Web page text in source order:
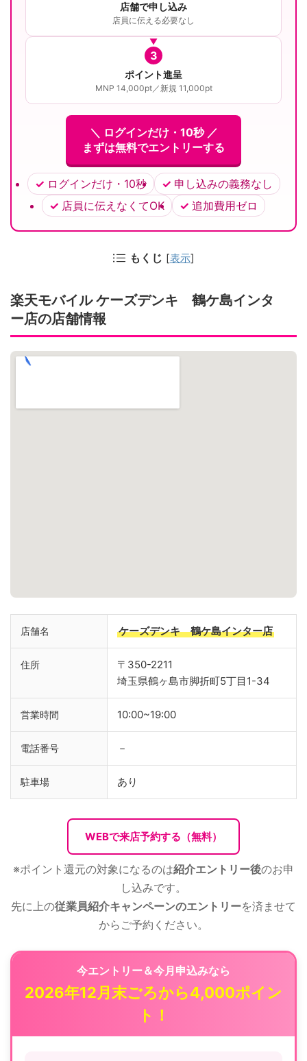
店舗で申し込み
店員に伝える必要なし
3
ポイント進呈
MNP 14,000pt／新規 11,000pt
＼ ログインだけ・10秒 ／
まずは無料でエントリーする
ログインだけ・10秒
申し込みの義務なし
店員に伝えなくてOK
追加費用ゼロ
もくじ [表示]
楽天モバイル ケーズデンキ 鶴ケ島インタ
ー店の店舗情報
店舗名 ケーズデンキ 鶴ケ島インター店
住所
〒350-2211
埼玉県鶴ヶ島市脚折町5丁目1-34
営業時間 10:00~19:00
電話番号 －
駐車場 あり
WEBで来店予約する（無料）
※ポイント還元の対象になるのは紹介エントリー後のお申
し込みです。
先に上の従業員紹介キャンペーンのエントリーを済ませて
からご予約ください。
今エントリー＆今月申込みなら
2026年12月末ごろから4,000ポイン
ト！